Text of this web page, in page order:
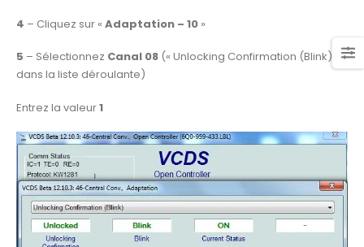
4 – Cliquez sur « Adaptation – 10 »
5 – Sélectionnez Canal 08 (« Unlocking Confirmation (Blink) »
dans la liste déroulante)
Entrez la valeur1